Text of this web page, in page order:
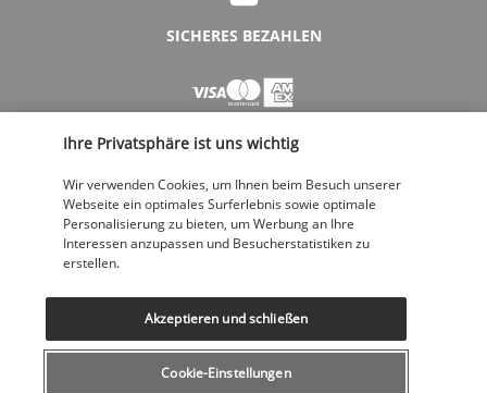
SICHERES BEZAHLEN
FOLGEN SIE UNS
KONTAKTIEREN SIE UNS
Ihre Privatsphäre ist uns wichtig
Wir verwenden Cookies, um Ihnen beim Besuch unserer
Webseite ein optimales Surferlebnis sowie optimale
Personalisierung zu bieten, um Werbung an Ihre
Interessen anzupassen und Besucherstatistiken zu
erstellen.
Cookie-Einstellungen
Akzeptieren und schließen